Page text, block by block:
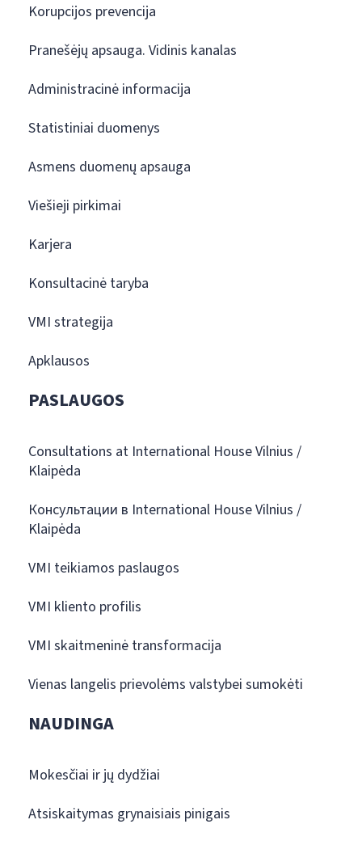
Korupcijos prevencija
Pranešėjų apsauga. Vidinis kanalas
Administracinė informacija
Statistiniai duomenys
Asmens duomenų apsauga
Viešieji pirkimai
Karjera
Konsultacinė taryba
VMI strategija
Apklausos
PASLAUGOS
Consultations at International House Vilnius /
Klaipėda
Консультации в International House Vilnius /
Klaipėda
VMI teikiamos paslaugos
VMI kliento profilis
VMI skaitmeninė transformacija
Vienas langelis prievolėms valstybei sumokėti
NAUDINGA
Mokesčiai ir jų dydžiai
Atsiskaitymas grynaisiais pinigais